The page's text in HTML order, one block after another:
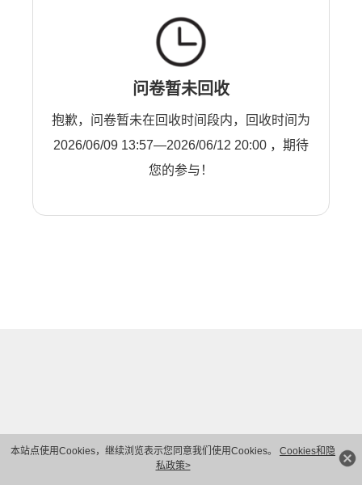
本站点使用Cookies，继续浏览表示您同意我们使用Cookies。 Cookies和隐
私政策>
问卷暂未回收
抱歉，问卷暂未在回收时间段内，回收时间为
2026/06/09 13:57—2026/06/12 20:00 ，期待
您的参与！